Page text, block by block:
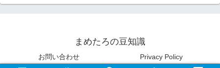
まめたろの豆知識
お問い合わせ Privacy Policy